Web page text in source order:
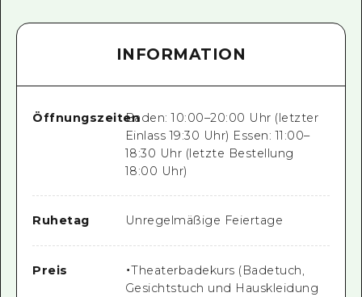
INFORMATION
ÖffnungszeitenBaden: 10:00–20:00 Uhr (letzter
Einlass 19:30 Uhr) Essen: 11:00–
18:30 Uhr (letzte Bestellung
18:00 Uhr)
Ruhetag Unregelmäßige Feiertage
Preis
・Theaterbadekurs (Badetuch,
Gesichtstuch und Hauskleidung